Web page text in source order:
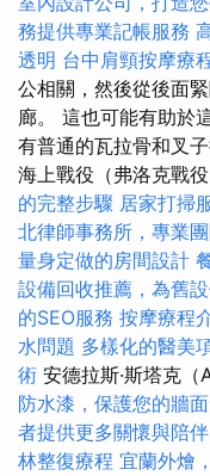
務提供專業記帳服務
透明 台中肩頸按摩療
公相關，然後從後面
廊。 這也可能有助於
有普通的瓦拉骨和叉
海上戰役（弗洛克戰
的完整步驟 居家打掃
北律師事務所，專業
量身定做的房間設計
設備回收推薦，為舊
的SEO服務 按摩療程
水問題 多樣化的醫美
術 安德拉斯·斯塔克（
防水漆，保護您的牆
者提供更多關懷與陪伴
林整復療程 宜蘭外燴